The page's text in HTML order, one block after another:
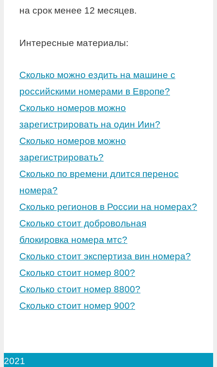
на срок менее 12 месяцев.
Интересные материалы:
Сколько можно ездить на машине с
российскими номерами в Европе?
Сколько номеров можно
зарегистрировать на один Иин?
Сколько номеров можно
зарегистрировать?
Сколько по времени длится перенос
номера?
Сколько регионов в России на номерах?
Сколько стоит добровольная
блокировка номера мтс?
Сколько стоит экспертиза вин номера?
Сколько стоит номер 800?
Сколько стоит номер 8800?
Сколько стоит номер 900?
2021